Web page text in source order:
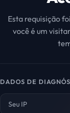
Esta requisição
você é um
DADOS DE
Seu IP